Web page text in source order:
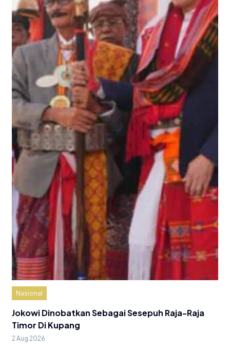
Nasional
Jokowi Dinobatkan Sebagai Sesepuh Raja-Raja
Timor Di Kupang
2 Aug 2026